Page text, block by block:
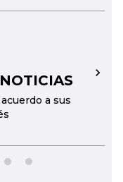
a sus
→